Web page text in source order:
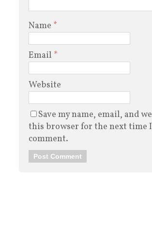
Name *
Email *
Website
Save my name, email, and
this browser for the next time I
comment.